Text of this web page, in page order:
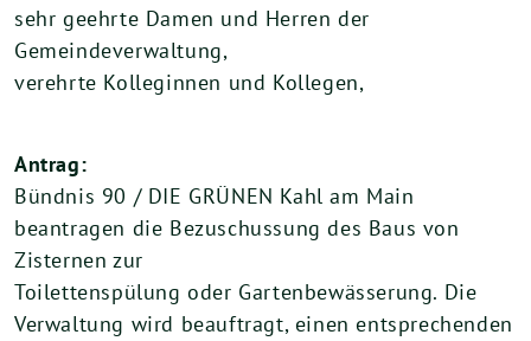
sehr geehrte Damen und Herren der
Gemeindeverwaltung,
verehrte Kolleginnen und Kollegen,
Antrag:
Bündnis 90 / DIE GRÜNEN Kahl am Main
beantragen die Bezuschussung des Baus von
Zisternen zur
Toilettenspülung oder Gartenbewässerung. Die
Verwaltung wird beauftragt, einen entsprechenden